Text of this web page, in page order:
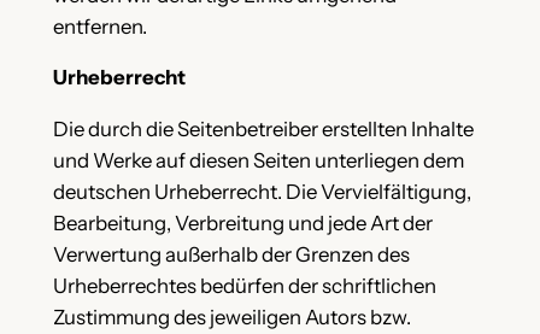
entfernen.
Urheberrecht
Die durch die Seitenbetreiber erstellten Inhalte
und Werke auf diesen Seiten unterliegen dem
deutschen Urheberrecht. Die Vervielfältigung,
Bearbeitung, Verbreitung und jede Art der
Verwertung außerhalb der Grenzen des
Urheberrechtes bedürfen der schriftlichen
Zustimmung des jeweiligen Autors bzw.